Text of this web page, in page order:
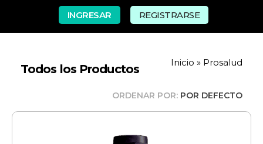
INGRESAR REGISTRARSE
Inicio » Prosalud
Todos los Productos
ORDENAR POR: POR DEFECTO